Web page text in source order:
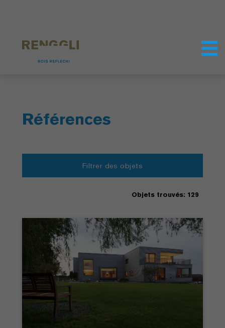
Références
Filtrer des objets
Objets trouvés: 129